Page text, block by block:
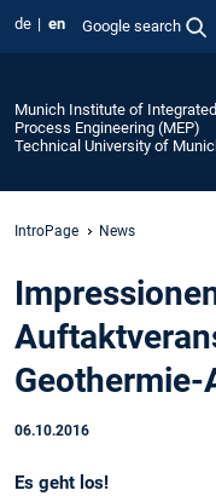
de en Google search
Munich Institute of
Process Engineering (MEP)
Technical University of
IntroPage News
Geothermie-
06.10.2016
Es geht los!